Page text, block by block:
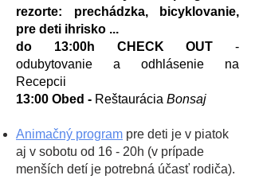
rezorte: prechádzka, bicyklovanie,
pre deti ihrisko ...
do 13:00h CHECK OUT -
odubytovanie a odhlásenie na
Recepcii
13:00 Obed - Reštaurácia Bonsaj
Animačný program pre deti je v piatok
aj v sobotu od 16 - 20h (v prípade
menších detí je potrebná účasť rodiča).